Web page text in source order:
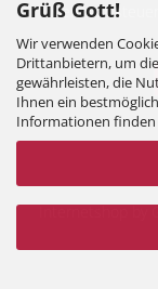
Grüß Gott!
Wir verwenden
Drittanbietern, um
gewährleisten, die
Ihnen ein
Informationen finden
Mehrwertsteuer,
Internetshopby